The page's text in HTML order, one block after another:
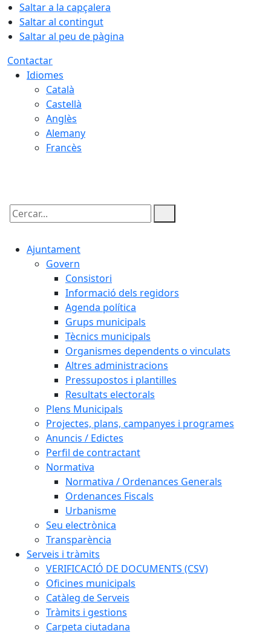
Saltar a la capçalera
Saltar al contingut
Saltar al peu de pàgina
Contactar
Idiomes
Català
Castellà
Anglès
Alemany
Francès
Cercar:
Ajuntament
Govern
Consistori
Informació dels regidors
Agenda política
Grups municipals
Tècnics municipals
Organismes dependents o vinculats
Altres administracions
Pressupostos i plantilles
Resultats electorals
Plens Municipals
Projectes, plans, campanyes i programes
Anuncis / Edictes
Perfil de contractant
Normativa
Normativa / Ordenances Generals
Ordenances Fiscals
Urbanisme
Seu electrònica
Transparència
Serveis i tràmits
VERIFICACIÓ DE DOCUMENTS (CSV)
Oficines municipals
Catàleg de Serveis
Tràmits i gestions
Carpeta ciutadana